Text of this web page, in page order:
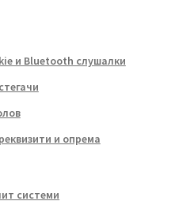
и Bluetooth слушалки
и опрема
системи